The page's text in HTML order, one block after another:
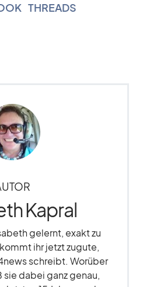
THREADS
Kapral
gelernt, exakt zu
ihr jetzt zugute,
schreibt. Worüber
dabei ganz genau,